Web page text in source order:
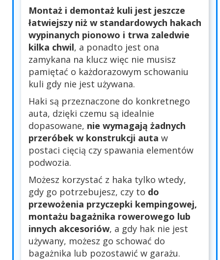
Montaż i demontaż kuli jest jeszcze
łatwiejszy niż w standardowych hakach
wypinanych pionowo i trwa zaledwie
kilka chwil, a ponadto jest ona
zamykana na klucz więc nie musisz
pamiętać o każdorazowym schowaniu
kuli gdy nie jest używana.
Haki są przeznaczone do konkretnego
auta, dzięki czemu są idealnie
dopasowane, nie wymagają żadnych
przeróbek w konstrukcji auta w
postaci cięcią czy spawania elementów
podwozia.
Możesz korzystać z haka tylko wtedy,
gdy go potrzebujesz, czy to do
przewożenia przyczepki kempingowej,
montażu bagażnika rowerowego lub
innych akcesoriów, a gdy hak nie jest
używany, możesz go schować do
bagażnika lub pozostawić w garażu.